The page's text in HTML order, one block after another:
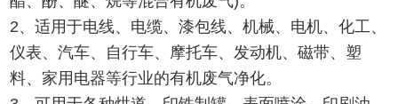
2、适用于电线、电缆、漆包线、机械、电机、化工、
仪表、汽车、自行车、摩托车、发动机、磁带、塑
料、家用电器等行业的有机废气净化。